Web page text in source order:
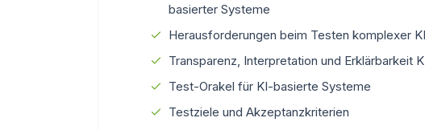
basierter Systeme
Herausforderungen beim Testen komplexer
Transparenz, Interpretation und Erklärbarkeit
Test-Orakel für KI-basierte Systeme
Testziele und Akzeptanzkriterien